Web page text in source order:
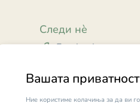
Вашата приватност
Ние користиме колачиња за да ви
Следи нè
Facebook